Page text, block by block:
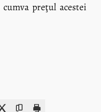
preţul acestei